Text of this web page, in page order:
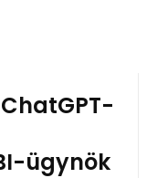
ügynök